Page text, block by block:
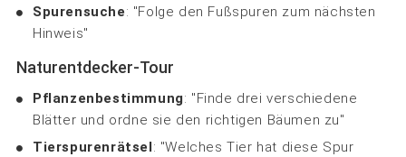
Spurensuche: "Folge den Fußspuren zum nächsten
Hinweis"
Naturentdecker-Tour
Pflanzenbestimmung: "Finde drei verschiedene
Blätter und ordne sie den richtigen Bäumen zu"
Tierspurenrätsel: "Welches Tier hat diese Spur